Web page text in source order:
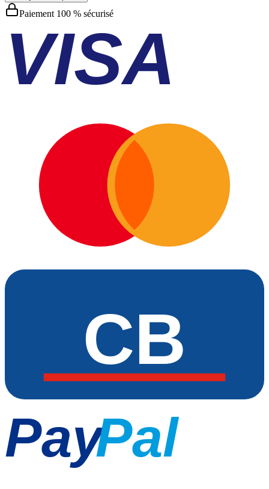
Paiement 100 % sécurisé
VISA
CB
PayPal